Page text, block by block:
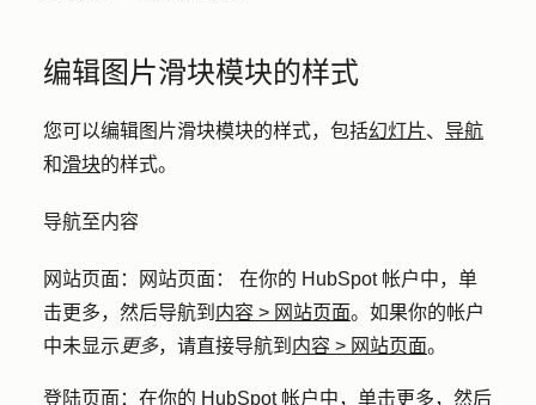
编辑图片滑块模块的样式
您可以编辑图片滑块模块的样式，包括幻灯片、 导航
和滑块的样式。
导航至内容
网站页面 ：网站页面： 在你的 HubSpot 帐户中，单
击更多，然后导航到 内容 > 网站页面。如果你的帐户
中未显示 更多，请直接导航到 内容 > 网站页面。
登陆页面 ：在你的 HubSpot 帐户中，单击更多，然后